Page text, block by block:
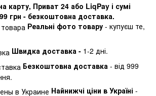
карту, Приват 24 або LiqPay і сумі
грн - безкоштовна доставка.
Реальні фото товару - купуєш те,
Швидка доставка - 1-2 дні.
Безкоштовна доставка - від 999
Найнижчі ціни в Україні -